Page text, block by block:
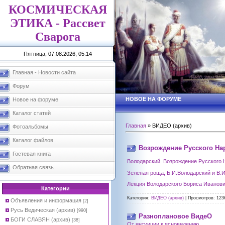
КОСМИЧЕСКАЯ
ЭТИКА - Рассвет
Сварога
Пятница, 07.08.2026, 05:14
Главная - Новости сайта
Форум
Новое на форуме
Каталог статей
Фотоальбомы
Каталог файлов
Гостевая книга
Обратная связь
Категории
Объявления и информация [2]
Русь Ведическая (архив) [990]
БОГИ СЛАВЯН (архив) [38]
НОВОЕ НА ФОРУМЕ
Главная » ВИДЕО (архив)
Возрождение Русского
Володарский. Возрождение Русского
Зелёная роща, Б.И.Володарский и
Лекция Володарского Бориса
Категория: ВИДЕО (архив) Просмотров:
Разноплановое ВидеО